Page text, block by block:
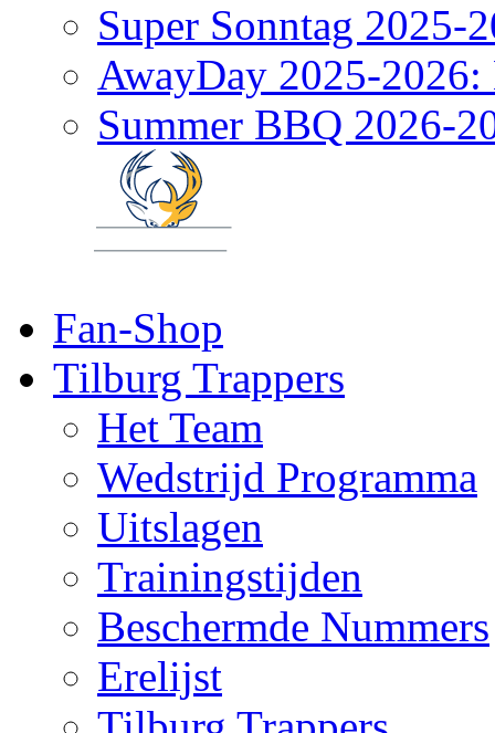
Super Sonntag
AwayDay 2025-2026:
Summer BBQ 2026-
Fan-Shop
Tilburg Trappers
Het Team
Wedstrijd Programma
Uitslagen
Trainingstijden
Beschermde Nummers
Erelijst